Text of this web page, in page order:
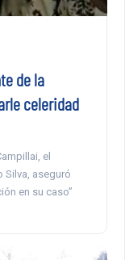
de la
celeridad
el
Silva, aseguró
en su caso”